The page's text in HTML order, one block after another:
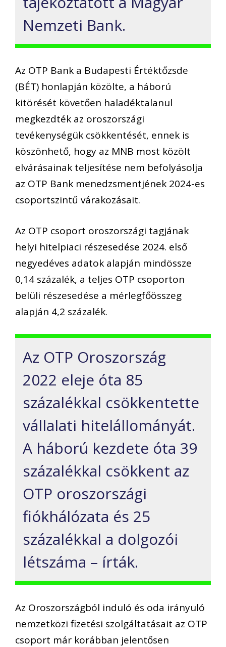
Nemzeti Bank.
Az OTP Bank a Budapesti Értéktőzsde
(BÉT) honlapján közölte, a háború
kitörését követően haladéktalanul
megkezdték az oroszországi
tevékenységük csökkentését, ennek is
köszönhető, hogy az MNB most közölt
elvárásainak teljesítése nem befolyásolja
az OTP Bank menedzsmentjének 2024-es
csoportszintű várakozásait.
Az OTP csoport oroszországi tagjának
helyi hitelpiaci részesedése 2024. első
negyedéves adatok alapján mindössze
0,14 százalék, a teljes OTP csoporton
belüli részesedése a mérlegfőösszeg
alapján 4,2 százalék.
Az OTP Oroszország
2022 eleje óta 85
százalékkal csökkentette
vállalati hitelállományát.
A háború kezdete óta 39
százalékkal csökkent az
OTP oroszországi
fiókhálózata és 25
százalékkal a dolgozói
létszáma – írták.
Az Oroszországból induló és oda irányuló
nemzetközi fizetési szolgáltatásait az OTP
csoport már korábban jelentősen